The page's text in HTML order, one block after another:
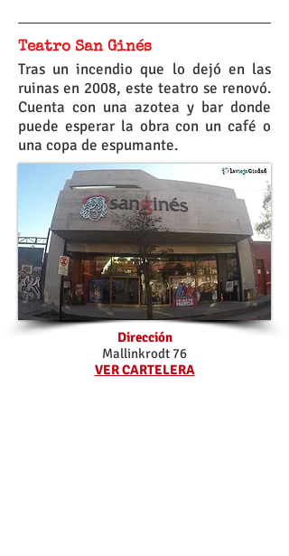
Teatro San Ginés
Tras un incendio que lo dejó en las
ruinas en 2008, este teatro se renovó.
Cuenta con una azotea y bar donde
puede esperar la obra con un café o
una copa de espumante.
Dirección
Mallinkrodt 76
VER CARTELERA